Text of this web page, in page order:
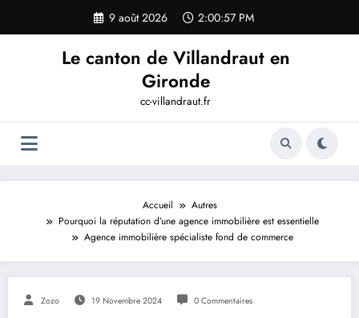
contenu
9 août 2026 2:00:58 PM
Le canton de Villandraut en
Gironde
cc-villandraut.fr
Accueil
Autres
Pourquoi la réputation d’une agence immobilière est essentielle
Agence immobilière spécialiste fond de commerce
Zozo 19 Novembre 2024 0 Commentaires